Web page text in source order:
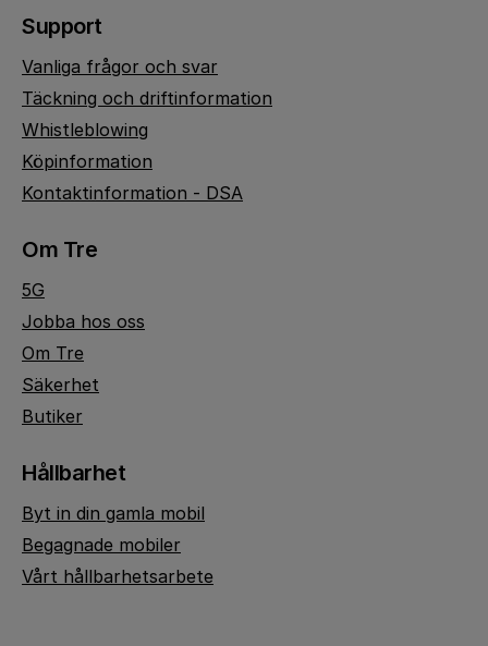
Support
Vanliga frågor och svar
Täckning och driftinformation
Whistleblowing
Köpinformation
Kontaktinformation - DSA
Om Tre
5G
Jobba hos oss
Om Tre
Säkerhet
Butiker
Hållbarhet
Byt in din gamla mobil
Begagnade mobiler
Vårt hållbarhetsarbete